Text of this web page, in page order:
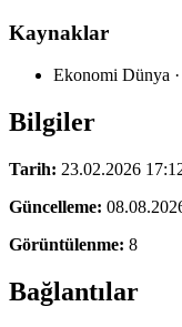
Kaynaklar
Ekonomi Dünya ·
Bilgiler
Tarih: 23.02.2026
Güncelleme:
Görüntülenme: 8
Bağlantılar